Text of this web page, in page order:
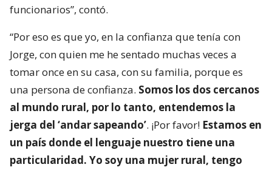
funcionarios”, contó.
“Por eso es que yo, en la confianza que tenía con
Jorge, con quien me he sentado muchas veces a
tomar once en su casa, con su familia, porque es
una persona de confianza. Somos los dos cercanos
al mundo rural, por lo tanto, entendemos la
jerga del ‘andar sapeando’. ¡Por favor! Estamos en
un país donde el lenguaje nuestro tiene una
particularidad. Yo soy una mujer rural, tengo